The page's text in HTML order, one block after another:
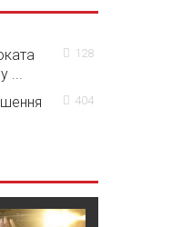
128
404